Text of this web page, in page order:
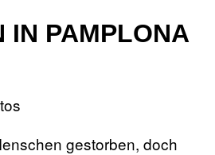
IN PAMPLONA
gestorben, doch